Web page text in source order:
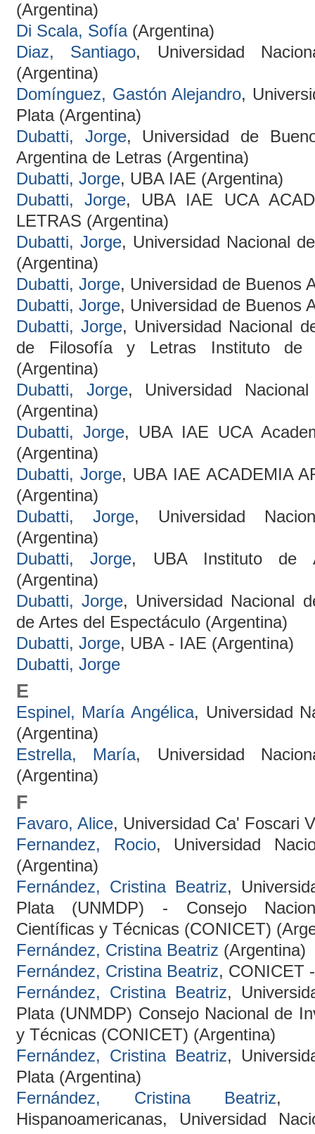
(Argentina)
Di Scala, Sofía(Argentina)
Diaz, Santiago, Universidad
(Argentina)
Domínguez, Gastón Alejandro,
Plata (Argentina)
Dubatti, Jorge, Universidad de
Argentina de Letras (Argentina)
Dubatti, Jorge, UBA IAE (Argentina)
Dubatti, Jorge, UBA IAE UCA
LETRAS (Argentina)
Dubatti, Jorge, Universidad Nacional
(Argentina)
Dubatti, Jorge, Universidad de Buenos
Dubatti, Jorge, Universidad de Buenos
Dubatti, Jorge, Universidad Nacional
de Filosofía y Letras Instituto de
(Argentina)
Dubatti, Jorge, Universidad
(Argentina)
Dubatti, Jorge, UBA IAE UCA
(Argentina)
Dubatti, Jorge, UBA IAE ACADEMIA
(Argentina)
Dubatti, Jorge, Universidad
(Argentina)
Dubatti, Jorge, UBA Instituto de
(Argentina)
Dubatti, Jorge, Universidad Nacional
de Artes del Espectáculo (Argentina)
Dubatti, Jorge, UBA - IAE (Argentina)
Dubatti, Jorge
E
Espinel, María Angélica, Universidad
(Argentina)
Estrella, María, Universidad
(Argentina)
F
Favaro, Alice, Universidad Ca' Foscari
Fernandez, Rocio, Universidad
(Argentina)
Fernández, Cristina Beatriz,
Plata (UNMDP) - Consejo
Científicas y Técnicas (CONICET)
Fernández, Cristina Beatriz (Argentina)
Fernández, Cristina Beatriz, CONICET
Fernández, Cristina Beatriz,
Plata (UNMDP) Consejo Nacional de
y Técnicas (CONICET) (Argentina)
Fernández, Cristina Beatriz,
Plata (Argentina)
Fernández, Cristina Beatriz,
Hispanoamericanas, Universidad